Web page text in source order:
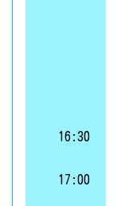
16:30
17:00